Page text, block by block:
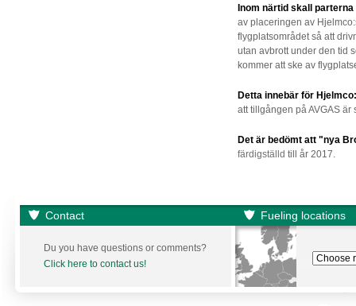
Inom närtid skall
av placeringen av
flygplatsområdet så att
utan avbrott under den tid
kommer att ske av
Detta innebär för
att tillgången på AVGAS
Det är bedömt att "nya
färdigställd till år 2017.
Contact Fueling locations
Du you have questions or comments?
Click here to contact us!